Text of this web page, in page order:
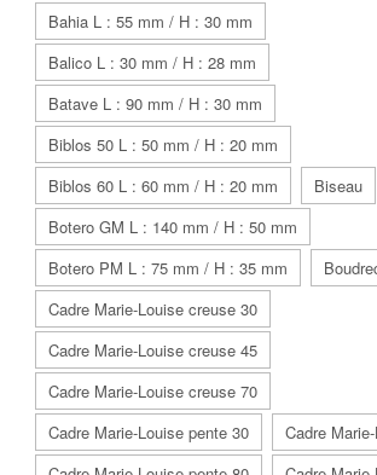
Bahia L : 55 mm / H : 30 mm
Balico L : 30 mm / H : 28 mm
Batave L : 90 mm / H : 30 mm
Biblos 50 L : 50 mm / H : 20 mm
Biblos 60 L : 60 mm / H : 20 mm
Biseau
Botero GM L : 140 mm / H : 50 mm
Botero PM L : 75 mm / H : 35 mm
Cadre Marie-Louise creuse 30
Cadre Marie-Louise creuse 45
Cadre Marie-Louise creuse 70
Cadre Marie-Louise pente 30
Cadre